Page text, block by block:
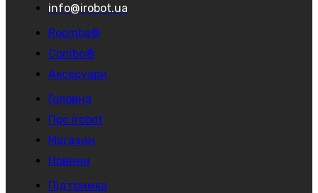
info@irobot.ua
Roomba®
Combo®
Аксесуари
Головна
Про irobot
Магазин
Новини
Підтримка